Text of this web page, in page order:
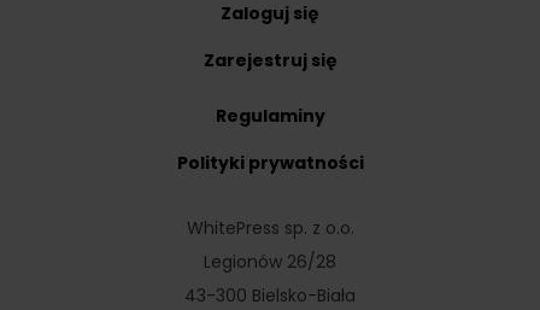
Zaloguj się
Zarejestruj się
WhitePress sp. z o.o.
Legionów 26/28
43-300 Bielsko-Biała
Regulaminy
Polityki prywatności